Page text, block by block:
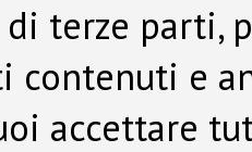
terze parti,
contenuti e
accettare